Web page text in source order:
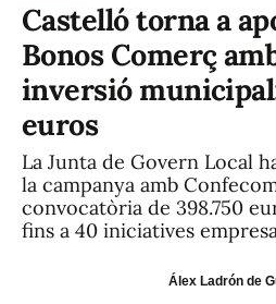
Castelló torna a
Bonos Comerç
inversió
euros
La Junta de Govern Local
la campanya amb
convocatòria de 398.750
fins a 40 iniciatives
Álex Ladrón de